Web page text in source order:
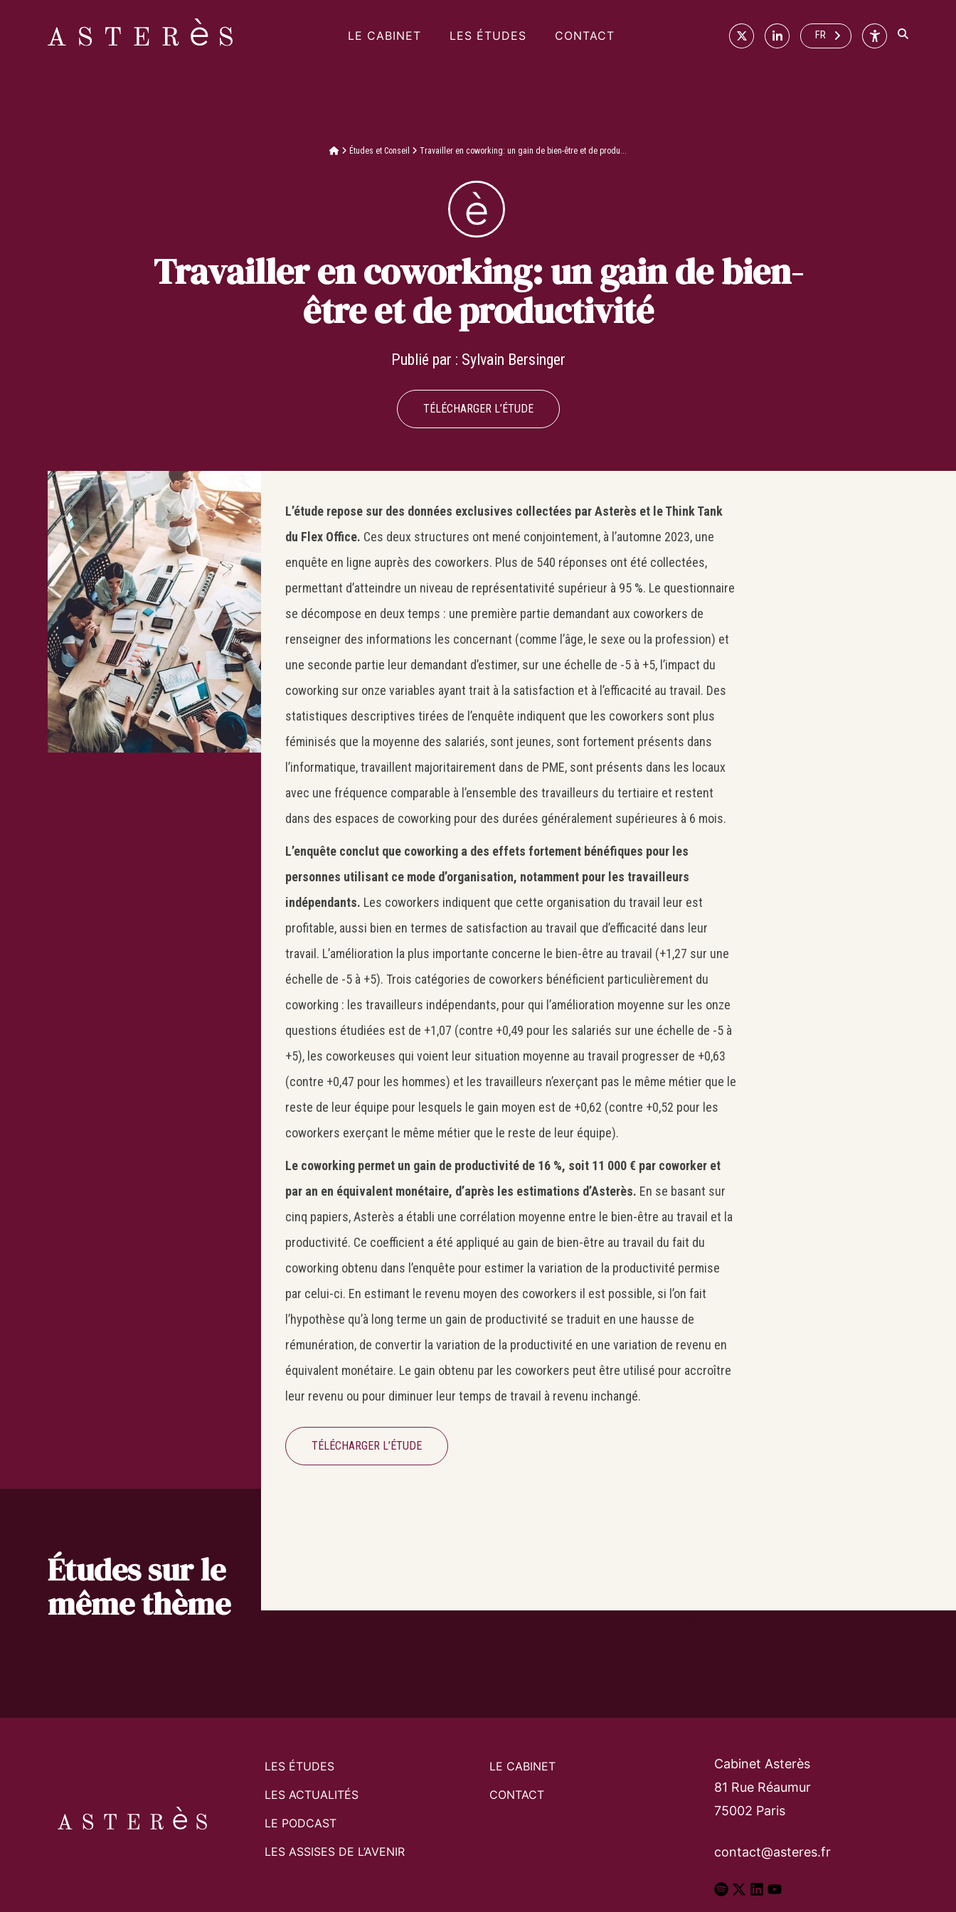
LE CABINET LES ÉTUDES CONTACT X Linkedin
FR Accessibilité
Études et Conseil Travailler en coworking: un gain de bien-être et de produ...
Travailler en coworking: un gain de bien-
être et de productivité
Publié par : Sylvain Bersinger
TÉLÉCHARGER L’ÉTUDE
L’étude repose sur des données exclusives collectées par Asterès et le Think Tank
du Flex Office. Ces deux structures ont mené conjointement, à l’automne 2023, une
enquête en ligne auprès des coworkers. Plus de 540 réponses ont été collectées,
permettant d’atteindre un niveau de représentativité supérieur à 95 %. Le questionnaire
se décompose en deux temps : une première partie demandant aux coworkers de
renseigner des informations les concernant (comme l’âge, le sexe ou la profession) et
une seconde partie leur demandant d’estimer, sur une échelle de -5 à +5, l’impact du
coworking sur onze variables ayant trait à la satisfaction et à l’efficacité au travail. Des
statistiques descriptives tirées de l’enquête indiquent que les coworkers sont plus
féminisés que la moyenne des salariés, sont jeunes, sont fortement présents dans
l’informatique, travaillent majoritairement dans de PME, sont présents dans les locaux
avec une fréquence comparable à l’ensemble des travailleurs du tertiaire et restent
dans des espaces de coworking pour des durées généralement supérieures à 6 mois.
L’enquête conclut que coworking a des effets fortement bénéfiques pour les
personnes utilisant ce mode d’organisation, notamment pour les travailleurs
indépendants. Les coworkers indiquent que cette organisation du travail leur est
profitable, aussi bien en termes de satisfaction au travail que d’efficacité dans leur
travail. L’amélioration la plus importante concerne le bien-être au travail (+1,27 sur une
échelle de -5 à +5). Trois catégories de coworkers bénéficient particulièrement du
coworking : les travailleurs indépendants, pour qui l’amélioration moyenne sur les onze
questions étudiées est de +1,07 (contre +0,49 pour les salariés sur une échelle de -5 à
+5), les coworkeuses qui voient leur situation moyenne au travail progresser de +0,63
(contre +0,47 pour les hommes) et les travailleurs n’exerçant pas le même métier que le
reste de leur équipe pour lesquels le gain moyen est de +0,62 (contre +0,52 pour les
coworkers exerçant le même métier que le reste de leur équipe).
Le coworking permet un gain de productivité de 16 %, soit 11 000 € par coworker et
par an en équivalent monétaire, d’après les estimations d’Asterès. En se basant sur
cinq papiers, Asterès a établi une corrélation moyenne entre le bien-être au travail et la
productivité. Ce coefficient a été appliqué au gain de bien-être au travail du fait du
coworking obtenu dans l’enquête pour estimer la variation de la productivité permise
par celui-ci. En estimant le revenu moyen des coworkers il est possible, si l’on fait
l’hypothèse qu’à long terme un gain de productivité se traduit en une hausse de
rémunération, de convertir la variation de la productivité en une variation de revenu en
équivalent monétaire. Le gain obtenu par les coworkers peut être utilisé pour accroître
leur revenu ou pour diminuer leur temps de travail à revenu inchangé.
TÉLÉCHARGER L’ÉTUDE
Études sur le
même thème
LES ÉTUDES
LES ACTUALITÉS
LE PODCAST
LES ASSISES DE L’AVENIR
LE CABINET
CONTACT
Cabinet Asterès
81 Rue Réaumur
75002 Paris
contact@asteres.fr
Search